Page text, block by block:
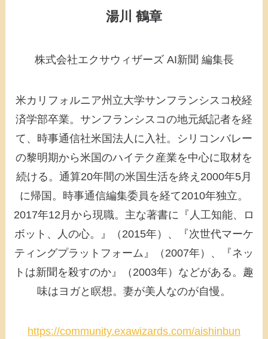
湯川 鶴章
株式会社エクサウィザーズ AI新聞 編集長
米カリフォルニア州立大学サンフランシスコ校経
済学部卒業。サンフランシスコの地元紙記者を経
て、時事通信社米国法人に入社。シリコンバレー
の黎明期から米国のハイテク産業を中心に取材を
続ける。通算20年間の米国生活を終え2000年5月
に帰国。時事通信編集委員を経て2010年独立。
2017年12月から現職。主な著書に『人工知能、ロ
ボット、人の心。』（2015年）、『次世代マーケ
ティングプラットフォーム』（2007年）、『ネッ
トは新聞を殺すのか』（2003年）などがある。趣
味はヨガと瞑想。妻が美人なのが自慢。
https://community.exawizards.com/aishinbun